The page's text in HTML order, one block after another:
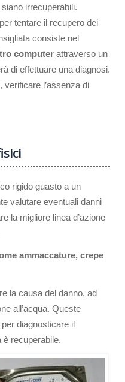
irrecuperabili.
tentare il recupero dei
consiste nel
computer attraverso un
di effettuare una diagnosi.
l’assenza di
rigido guasto a un
valutare eventuali danni
la migliore linea d’azione
ammaccature, crepe
la causa del danno, ad
all’acqua. Queste
diagnosticare il
è recuperabile.